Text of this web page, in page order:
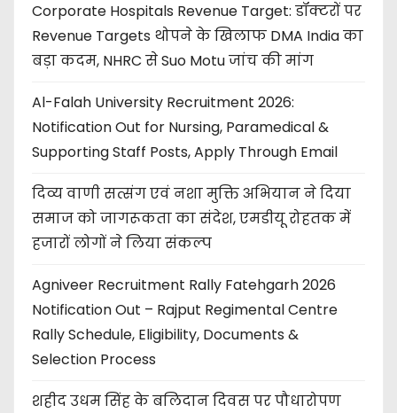
Corporate Hospitals Revenue Target: डॉक्टरों पर
Revenue Targets थोपने के खिलाफ DMA India का
बड़ा कदम, NHRC से Suo Motu जांच की मांग
Al-Falah University Recruitment 2026:
Notification Out for Nursing, Paramedical &
Supporting Staff Posts, Apply Through Email
दिव्य वाणी सत्संग एवं नशा मुक्ति अभियान ने दिया
समाज को जागरूकता का संदेश, एमडीयू रोहतक में
हजारों लोगों ने लिया संकल्प
Agniveer Recruitment Rally Fatehgarh 2026
Notification Out – Rajput Regimental Centre
Rally Schedule, Eligibility, Documents &
Selection Process
शहीद उधम सिंह के बलिदान दिवस पर पौधारोपण